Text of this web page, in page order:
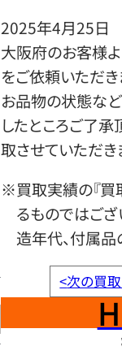
2025年4月25日
大阪府のお客様
をご依頼いただき
お品物の状態など
したところご了
取させていただき
※買取実績の『買
るものではござ
造年代、付属品
<次の買